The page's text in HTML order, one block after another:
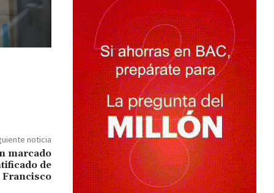
noticia
marcado
de
Francisco